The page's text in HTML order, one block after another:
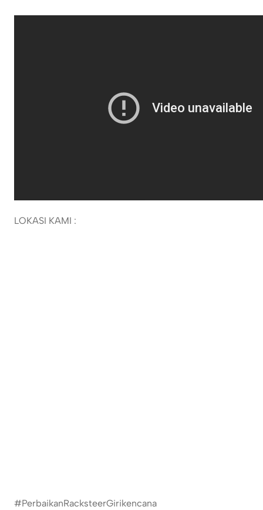
LOKASI KAMI :
#PerbaikanRacksteerGirikencana